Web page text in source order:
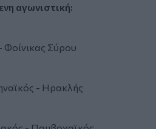
αγωνιστική:
Σύρου
- Ηρακλής